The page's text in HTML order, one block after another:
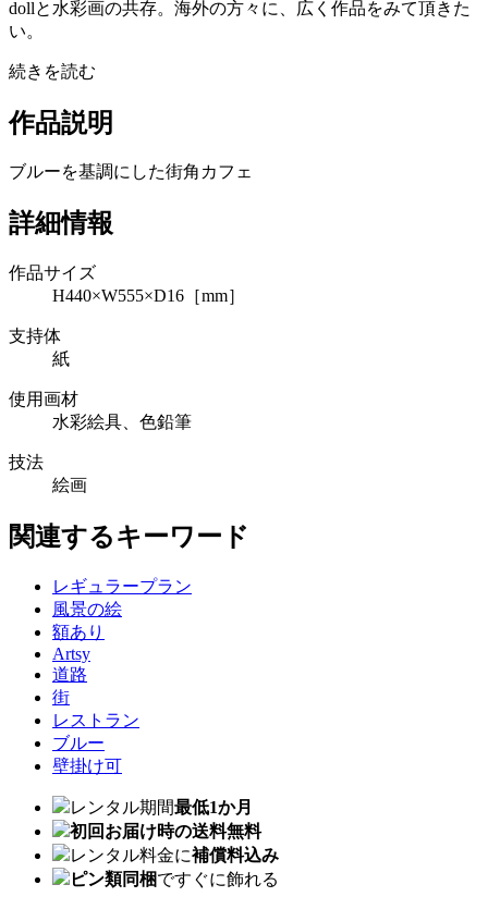
dollと水彩画の共存。海外の方々に、広く作品をみて頂きた
い。
続きを読む
作品説明
ブルーを基調にした街角カフェ
詳細情報
作品サイズ
H440×W555×D16［mm］
支持体
紙
使用画材
水彩絵具、色鉛筆
技法
絵画
関連するキーワード
レギュラープラン
風景の絵
額あり
Artsy
道路
街
レストラン
ブルー
壁掛け可
レンタル期間最低1か月
初回お届け時の送料無料
レンタル料金に補償料込み
ピン類同梱ですぐに飾れる